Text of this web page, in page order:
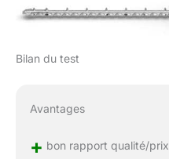
Bilan du test
Avantages
+ bon rapport qualité/prix